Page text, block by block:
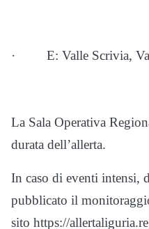
· E: Valle Scrivia, Val
La Sala Operativa
durata dell’allerta.
In caso di eventi intensi,
pubblicato il
sito https://